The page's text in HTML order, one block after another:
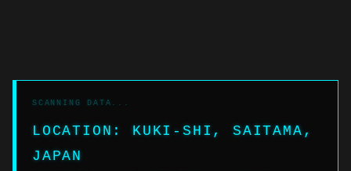
LOCATION: KUKI-SHI, SAITAMA,
JAPAN